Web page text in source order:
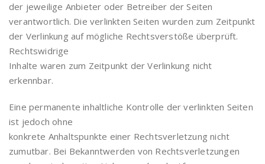
der jeweilige Anbieter oder Betreiber der Seiten
verantwortlich. Die verlinkten Seiten wurden zum Zeitpunkt
der Verlinkung auf mögliche Rechtsverstöße überprüft.
Rechtswidrige
Inhalte waren zum Zeitpunkt der Verlinkung nicht
erkennbar.
Eine permanente inhaltliche Kontrolle der verlinkten Seiten
ist jedoch ohne
konkrete Anhaltspunkte einer Rechtsverletzung nicht
zumutbar. Bei Bekanntwerden von Rechtsverletzungen